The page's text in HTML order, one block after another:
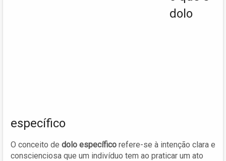
dolo
específico
O conceito de dolo específico refere-se à intenção clara e
conscienciosa que um indivíduo tem ao praticar um ato